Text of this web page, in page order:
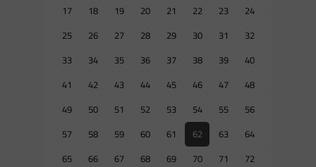
17
18 19 20 21 22 23
24
25
26 27 28 29 30 31
32
33
34 35 36 37 38 39
40
41
42 43 44 45 46 47
48
49
50 51 52 53 54 55
56
57
58 59 60 61 62 63
64
65
66 67 68 69 70 71
72